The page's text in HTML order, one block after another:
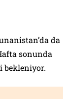
da
sonunda
bekleniyor.